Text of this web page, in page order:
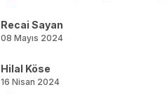
Recai Sayan
08 Mayıs 2024
Hilal Köse
16 Nisan 2024